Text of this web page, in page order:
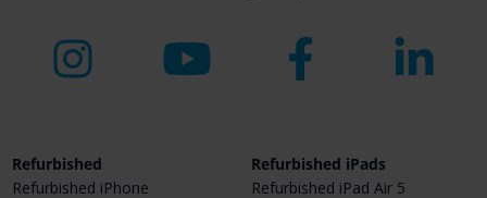
Refurbished
Refurbished iPhone
Refurbished iPads
Refurbished iPad Air 5